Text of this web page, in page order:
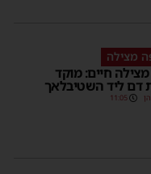
מצילה
חיים: מוקד
דם ליד השטיבלאך
11:05